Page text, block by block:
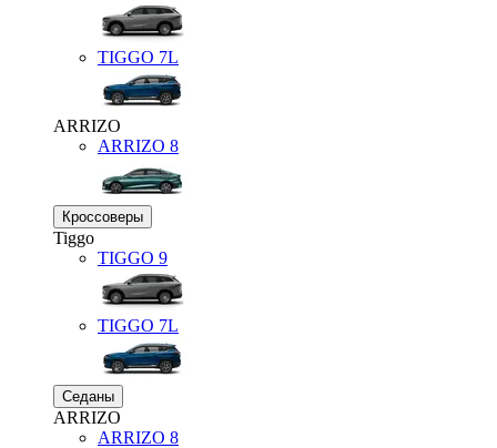
TIGGO 7L
ARRIZO
ARRIZO 8
Кроссоверы
Tiggo
TIGGO 9
TIGGO 7L
Седаны
ARRIZO
ARRIZO 8